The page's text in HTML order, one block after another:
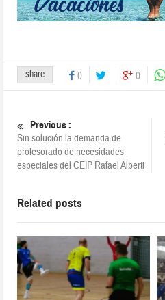
share 0 0
Previous :
Sin solución la demanda de
profesorado de necesidades
especiales del CEIP Rafael Alberti
Related posts